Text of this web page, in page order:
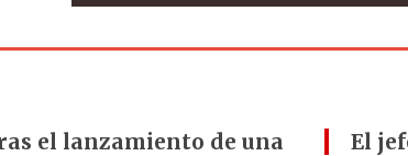
el lanzamiento de una
El